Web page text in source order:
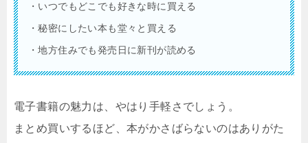
・いつでもどこでも好きな時に買える
・秘密にしたい本も堂々と買える
・地方住みでも発売日に新刊が読める
電子書籍の魅力は、やはり手軽さでしょう。
まとめ買いするほど、本がかさばらないのはありがた